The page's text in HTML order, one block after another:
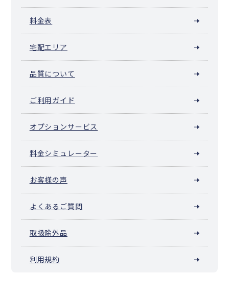
料金表
宅配エリア
品質について
ご利用ガイド
オプションサービス
料金シミュレーター
お客様の声
よくあるご質問
取扱除外品
利用規約